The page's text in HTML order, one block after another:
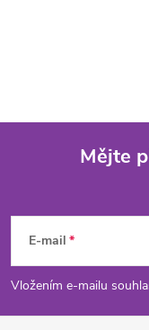
p
Mějte
E-mail
Vložením e-mailu